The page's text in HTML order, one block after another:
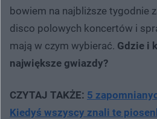
bowiem na najbliższe tygodnie
disco polowych koncertów i
mają w czym wybierać. Gdzie i
największe gwiazdy?
CZYTAJ TAKŻE: 5
Kiedyś wszyscy znali te